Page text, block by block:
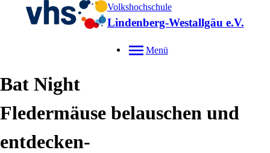
Volkshochschule
Lindenberg-Westallgäu e.V.
Menü
Bat Night
Fledermäuse belauschen und
entdecken-